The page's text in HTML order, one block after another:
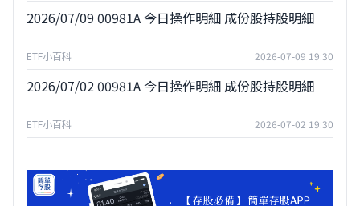
2026/07/09 00981A 今日操作明細 成份股持股明細
ETF小百科 2026-07-09 19:30
2026/07/02 00981A 今日操作明細 成份股持股明細
ETF小百科 2026-07-02 19:30